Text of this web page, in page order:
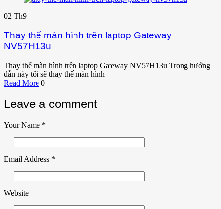
02 Th9
Thay thế màn hình trên laptop Gateway
NV57H13u
Thay thế màn hình trên laptop Gateway NV57H13u Trong hướng
dẫn này tôi sẽ thay thế màn hình
Read More 0
Leave a comment
Your Name *
Email Address *
Website